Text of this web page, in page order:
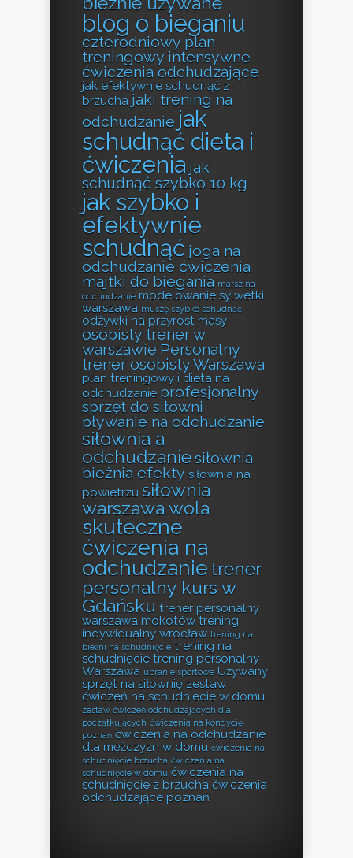
blog o bieganiu
czterodniowy plan
treningowy intensywne
ćwiczenia odchudzające
jak efektywnie schudnąć z
brzucha jaki trening na
odchudzanie jak
schudnąć dieta i
ćwiczenia jak
schudnąć szybko 10 kg
jak szybko i
efektywnie
schudnąć joga na
odchudzanie ćwiczenia
majtki do biegania marsz na
odchudzanie modelowanie sylwetki
warszawa muszę szybko schudnąć
odżywki na przyrost masy
osobisty trener w
warszawie Personalny
trener osobisty Warszawa
plan treningowy i dieta na
odchudzanie profesjonalny
sprzęt do siłowni
pływanie na odchudzanie
siłownia a
odchudzaniesiłownia
bieżnia efekty siłownia na
powietrzu siłownia
warszawa wola
skuteczne
ćwiczenia na
odchudzanie trener
personalny kurs w
Gdańsku trener personalny
warszawa mokotów trening
indywidualny wrocław trening na
bieżni na schudnięcie trening na
schudnięcie trening personalny
Warszawa ubranie sportowe Używany
sprzęt na siłownię zestaw
ćwiczeń na schudniecie w domu
zestaw ćwiczeń odchudzających dla
początkujących ćwiczenia na kondycję
poznań ćwiczenia na odchudzanie
dla mężczyzn w domu ćwiczenia na
schudnięcie brzucha ćwiczenia na
schudnięcie w domu ćwiczenia na
schudnięcie z brzucha ćwiczenia
odchudzające poznań